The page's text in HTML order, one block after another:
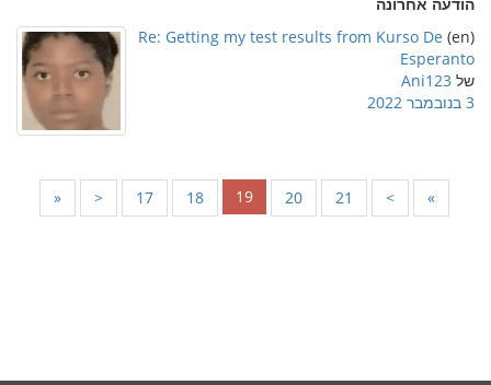
(en)
Re: Getting my test results from Kurso De
Esperanto
של Ani123
3 בנובמבר 2022
« < 17 18 19 20 21 > »